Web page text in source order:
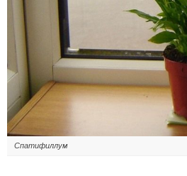
Спатифиллум